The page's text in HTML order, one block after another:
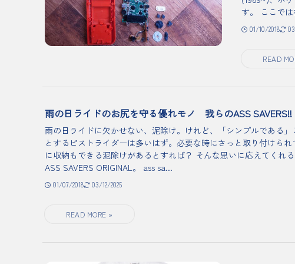
す。 ここで
01/10/2018
雨の日ライドのお尻を守る優れモノ 我らのASS SAVERS!!
雨の日ライドに欠かせない、泥除け。けれど、「シンプルである」
とするピストライダーは多いはず。必要な時にさっと取り付けら
に収納もできる泥除けがあるとすれば？ そんな思いに応えてくれ
ASS SAVERS ORIGINAL。 ass sa...
01/07/2018 03/12/2025